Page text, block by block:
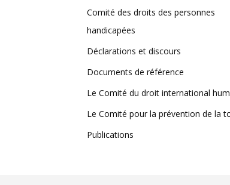
Comité des droits des personnes
handicapées
Déclarations et discours
Documents de référence
Le Comité du droit international
Le Comité pour la prévention de la
Publications